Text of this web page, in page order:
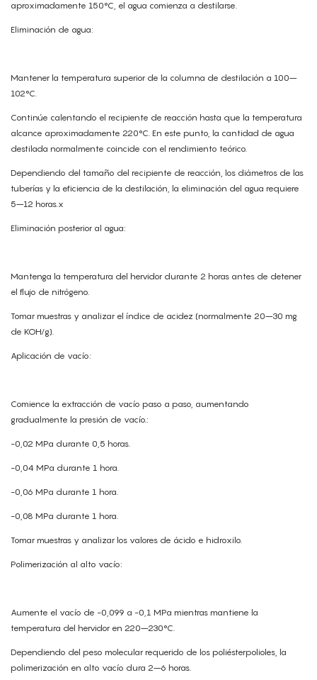
aproximadamente 150°C, el agua comienza a destilarse.
Eliminación de agua:
Mantener la temperatura superior de la columna de destilación a 100–
102°C.
Continúe calentando el recipiente de reacción hasta que la temperatura
alcance aproximadamente 220°C. En este punto, la cantidad de agua
destilada normalmente coincide con el rendimiento teórico.
Dependiendo del tamaño del recipiente de reacción, los diámetros de las
tuberías y la eficiencia de la destilación, la eliminación del agua requiere
5–12 horas.x
Eliminación posterior al agua:
Mantenga la temperatura del hervidor durante 2 horas antes de detener
el flujo de nitrógeno.
Tomar muestras y analizar el índice de acidez (normalmente 20–30 mg
de KOH/g).
Aplicación de vacío:
Comience la extracción de vacío paso a paso, aumentando
gradualmente la presión de vacío.:
-0,02 MPa durante 0,5 horas.
-0,04 MPa durante 1 hora.
-0,06 MPa durante 1 hora.
-0,08 MPa durante 1 hora.
Tomar muestras y analizar los valores de ácido e hidroxilo.
Polimerización al alto vacío:
Aumente el vacío de -0,099 a -0,1 MPa mientras mantiene la
temperatura del hervidor en 220–230°C.
Dependiendo del peso molecular requerido de los poliésterpolioles, la
polimerización en alto vacío dura 2–6 horas.